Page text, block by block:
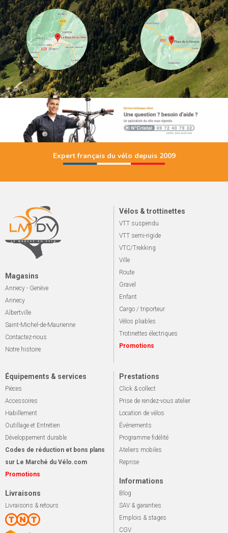
Expert français du vélo depuis 2009
Magasins
Annecy - Genève
Annecy
Albertville
Saint-Michel-de-Maurienne
Contactez-nous
Notre histoire
Vélos & trottinettes
VTT suspendu
VTT semi-rigide
VTC/Trekking
Ville
Route
Gravel
Enfant
Cargo / triporteur
Vélos pliables
Trotinettes électriques
Promotions
Équipements & services
Pièces
Accessoires
Habillement
Outillage et Entretien
Développement durable
Codes de réduction et bons plans
sur Le Marché du Vélo.com
Promotions
Livraisons
Livraisons & retours
Prestations
Click & collect
Prise de rendez-vous atelier
Location de vélos
Événements
Programme fidélité
Ateliers mobiles
Reprise
Informations
Blog
SAV & garanties
Emplois & stages
CGV